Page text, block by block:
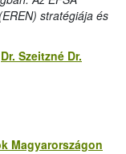
stratégiája és
Dr. Szeitzné Dr.
Magyarországon